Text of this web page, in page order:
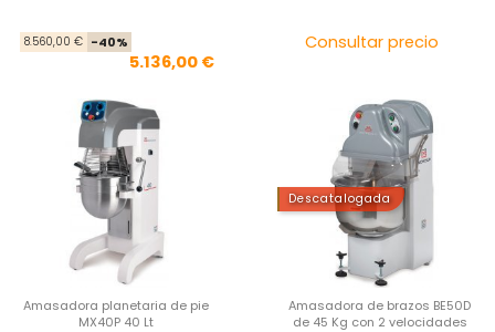
8.560,00 € -40%
5.136,00 €
Consultar precio
Amasadora planetaria de pie
MX40P 40 Lt
Descatalogada
Amasadora de brazos BE50D
de 45 Kg con 2 velocidades